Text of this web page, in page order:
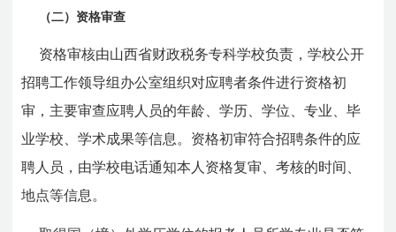
（二）资格审查
资格审核由山西省财政税务专科学校负责，学校公开
招聘工作领导组办公室组织对应聘者条件进行资格初
审，主要审查应聘人员的年龄、学历、学位、专业、毕
业学校、学术成果等信息。资格初审符合招聘条件的应
聘人员，由学校电话通知本人资格复审、考核的时间、
地点等信息。